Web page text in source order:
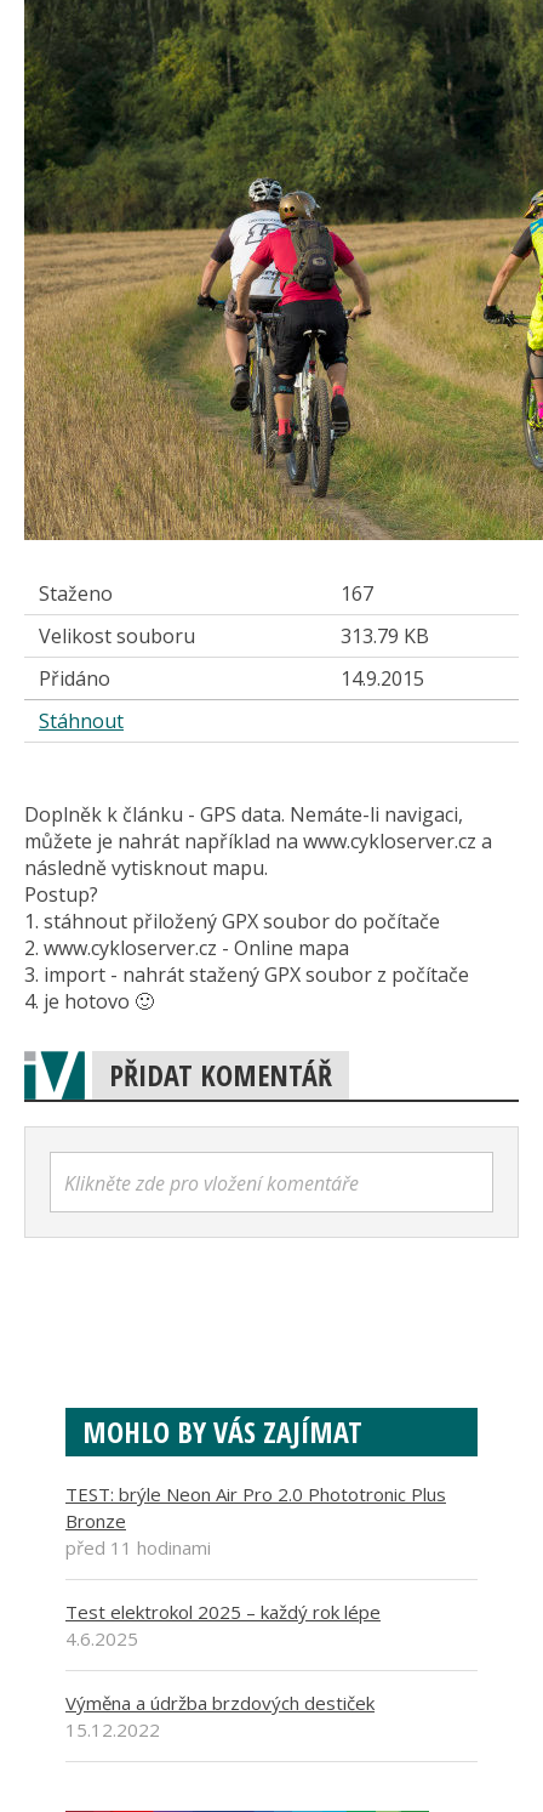
Staženo
167
Velikost souboru
313.79 KB
Přidáno
14.9.2015
Stáhnout
Doplněk k článku - GPS data. Nemáte-li navigaci,
můžete je nahrát například na www.cykloserver.cz a
následně vytisknout mapu.
Postup?
1. stáhnout přiložený GPX soubor do počítače
2. www.cykloserver.cz - Online mapa
3. import - nahrát stažený GPX soubor z počítače
4. je hotovo 🙂
PŘIDAT KOMENTÁŘ
Klikněte zde pro vložení komentáře
MOHLO BY VÁS ZAJÍMAT
TEST: brýle Neon Air Pro 2.0 Phototronic Plus
Bronze
před 11 hodinami
Test elektrokol 2025 – každý rok lépe
4.6.2025
Výměna a údržba brzdových destiček
15.12.2022